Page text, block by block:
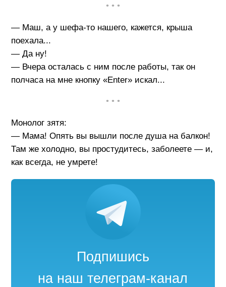
• • •
— Маш, а у шефа-то нашего, кажется, крыша
поехала...
— Да ну!
— Вчера осталась с ним после работы, так он
полчаса на мне кнопку «Enter» искал...
• • •
Монолог зятя:
— Мама! Опять вы вышли после душа на балкон!
Там же холодно, вы простудитесь, заболеете — и,
как всегда, не умрете!
Подпишись
на наш телеграм-канал